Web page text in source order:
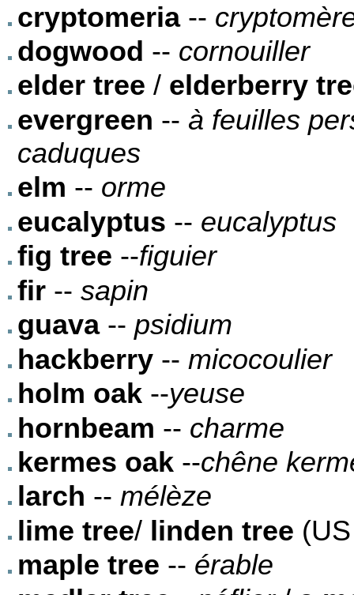
cryptomeria--
dogwood -- cornouiller
elder tree / elderberry
evergreen -- à feuilles
caduques
elm -- orme
eucalyptus -- eucalyptus
fig tree --figuier
fir -- sapin
guava-- psidium
hackberry -- micocoulier
holm oak --yeuse
hornbeam -- charme
kermes oak --chêne
larch -- mélèze
lime tree/ linden tree
maple tree -- érable